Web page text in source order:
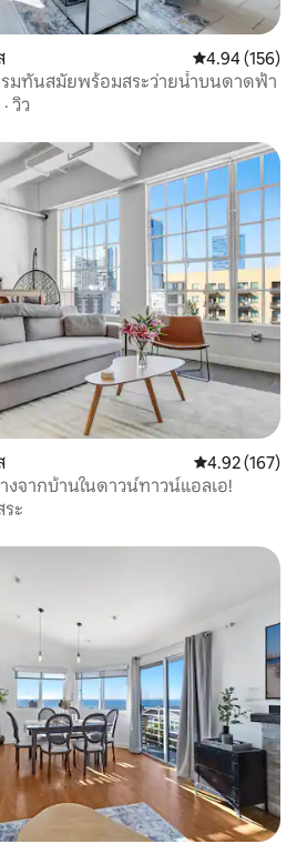
คะแนนเฉลี่ย
4.94 (156)
มทันสมัยพร้อมสระว่ายน้ำบนดาดฟ้า
· วิว
คะแนนเฉลี่ย
4.92 (167)
จากบ้านในดาวน์ทาวน์แอลเอ!
ระ